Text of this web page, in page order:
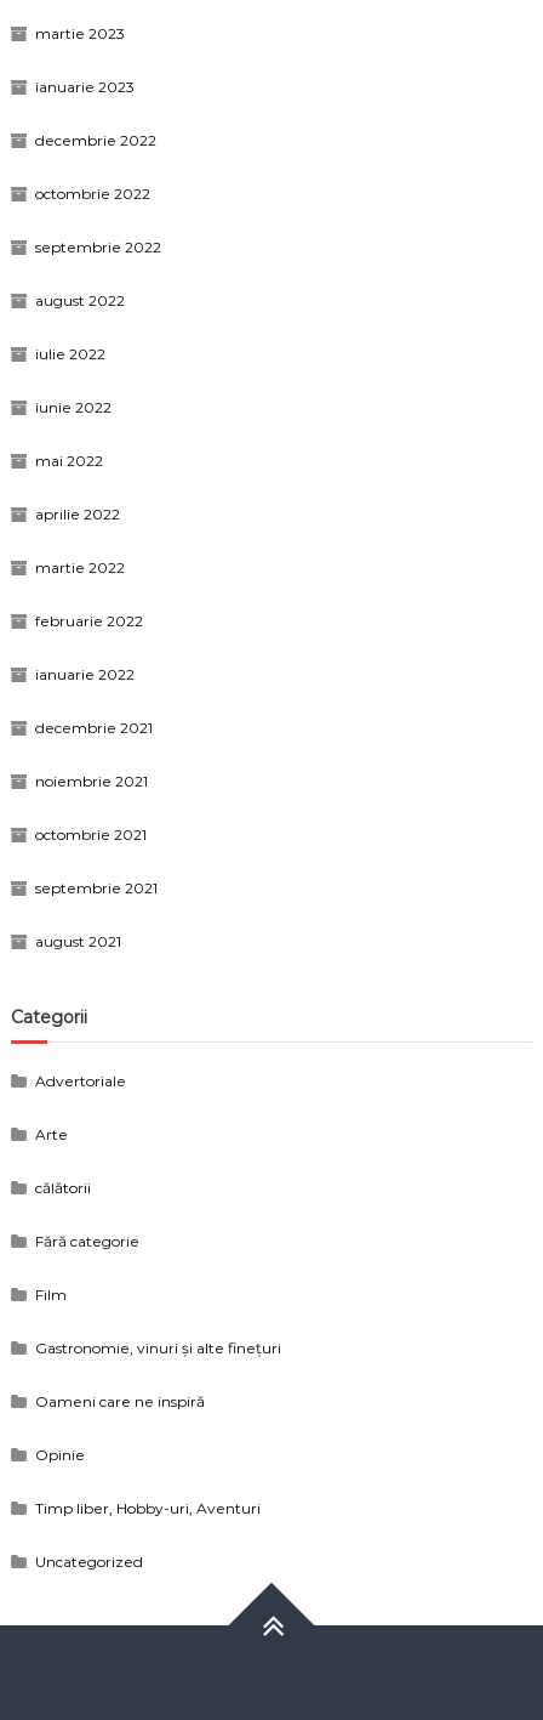
martie 2023
ianuarie 2023
decembrie 2022
octombrie 2022
septembrie 2022
august 2022
iulie 2022
iunie 2022
mai 2022
aprilie 2022
martie 2022
februarie 2022
ianuarie 2022
decembrie 2021
noiembrie 2021
octombrie 2021
septembrie 2021
august 2021
Categorii
Advertoriale
Arte
călătorii
Fără categorie
Film
Gastronomie, vinuri și alte finețuri
Oameni care ne inspiră
Opinie
Timp liber, Hobby-uri, Aventuri
Uncategorized